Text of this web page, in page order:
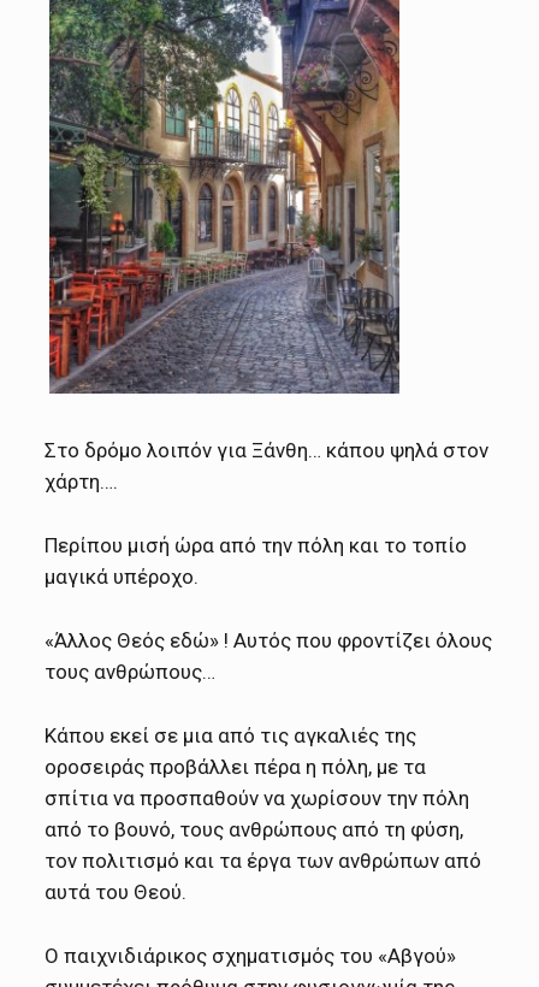
Στο δρόμο λοιπόν για Ξάνθη… κάπου ψηλά στον
χάρτη….
Περίπου μισή ώρα από την πόλη και το τοπίο
μαγικά υπέροχο.
«Άλλος Θεός εδώ» ! Αυτός που φροντίζει όλους
τους ανθρώπους…
Κάπου εκεί σε μια από τις αγκαλιές της
οροσειράς προβάλλει πέρα η πόλη, με τα
σπίτια να προσπαθούν να χωρίσουν την πόλη
από το βουνό, τους ανθρώπους από τη φύση,
τον πολιτισμό και τα έργα των ανθρώπων από
αυτά του Θεού.
Ο παιχνιδιάρικος σχηματισμός του «Αβγού»